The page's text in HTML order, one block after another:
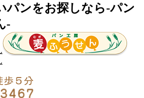
パンをお探しなら-パン
-